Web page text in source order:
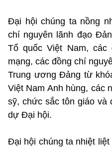
Đại hội chúng ta nồng
chí nguyên lãnh đạo
Tổ quốc Việt Nam, các
mạng, các đồng chí
Trung ương Đảng từ
Việt Nam Anh hùng, các
sỹ, chức sắc tôn giáo và
dự Đại hội.
Đại hội chúng ta nhiệt